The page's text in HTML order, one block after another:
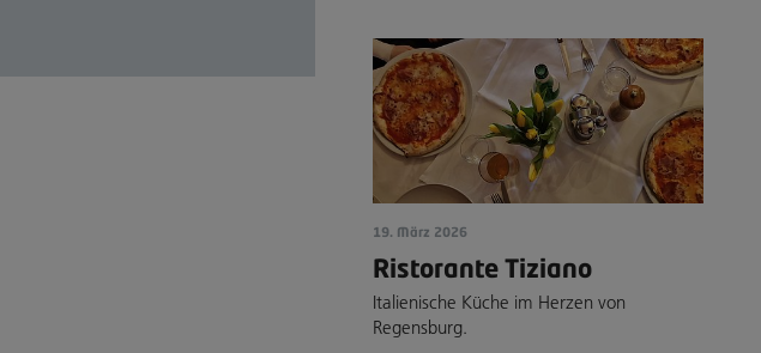
19. März 2026
Ristorante Tiziano
Italienische Küche im Herzen von
Regensburg.